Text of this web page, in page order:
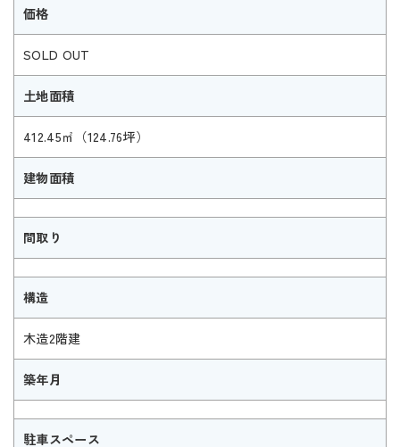
価格
SOLD OUT
土地面積
412.45㎡（124.76坪）
建物面積
間取り
構造
木造2階建
築年月
駐車スペース